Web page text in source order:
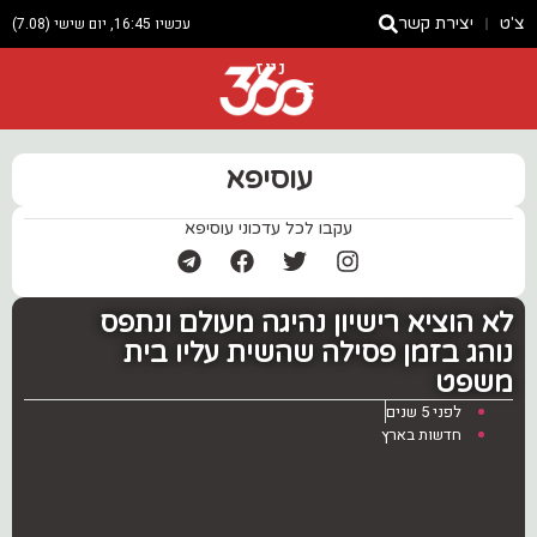
צ'ט יצירת קשר עכשיו 16:45, יום שישי (7.08)
ניוז
עוסיפא
עקבו לכל עדכוני עוסיפא
לא הוציא רישיון נהיגה מעולם ונתפס
נוהג בזמן פסילה שהשית עליו בית
משפט
לפני 5 שנים
חדשות בארץ